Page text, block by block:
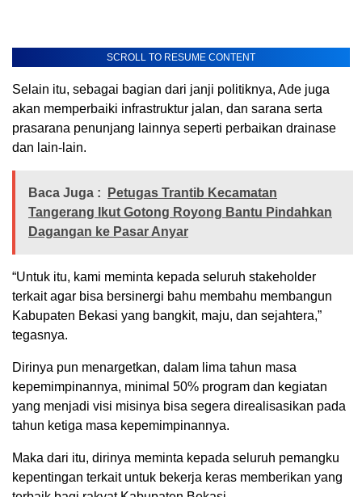
SCROLL TO RESUME CONTENT
Selain itu, sebagai bagian dari janji politiknya, Ade juga
akan memperbaiki infrastruktur jalan, dan sarana serta
prasarana penunjang lainnya seperti perbaikan drainase
dan lain-lain.
Baca Juga :
Petugas Trantib Kecamatan
Tangerang Ikut Gotong Royong Bantu Pindahkan
Dagangan ke Pasar Anyar
“Untuk itu, kami meminta kepada seluruh stakeholder
terkait agar bisa bersinergi bahu membahu membangun
Kabupaten Bekasi yang bangkit, maju, dan sejahtera,”
tegasnya.
Dirinya pun menargetkan, dalam lima tahun masa
kepemimpinannya, minimal 50% program dan kegiatan
yang menjadi visi misinya bisa segera direalisasikan pada
tahun ketiga masa kepemimpinannya.
Maka dari itu, dirinya meminta kepada seluruh pemangku
kepentingan terkait untuk bekerja keras memberikan yang